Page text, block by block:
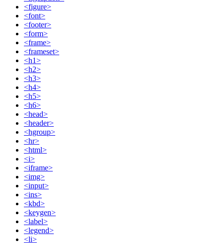
<figure>
<font>
<footer>
<form>
<frame>
<frameset>
<h1>
<h2>
<h3>
<h4>
<h5>
<h6>
<head>
<header>
<hgroup>
<hr>
<html>
<i>
<iframe>
<img>
<input>
<ins>
<kbd>
<keygen>
<label>
<legend>
<li>